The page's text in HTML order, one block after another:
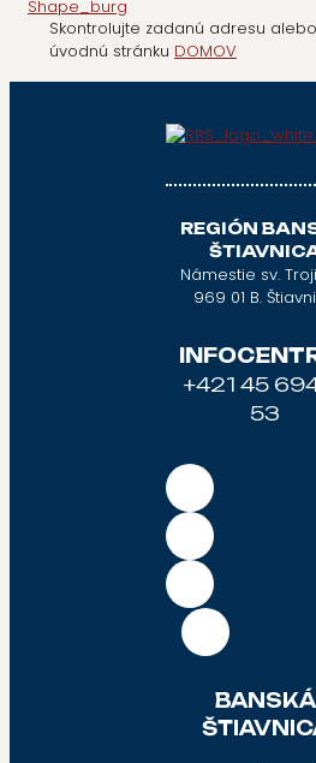
Skontrolujte zadanú adresu
úvodnú stránku DOMOV
REGIÓN
Námestie sv.
969 01 B.
+421 45
53
BANSKÁ